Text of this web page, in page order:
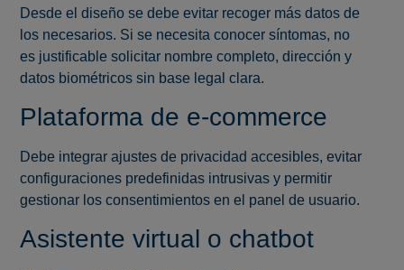
Desde el diseño se debe evitar recoger más datos de
los necesarios. Si se necesita conocer síntomas, no
es justificable solicitar nombre completo, dirección y
datos biométricos sin base legal clara.
Plataforma de e-commerce
Debe integrar ajustes de privacidad accesibles, evitar
configuraciones predefinidas intrusivas y permitir
gestionar los consentimientos en el panel de usuario.
Asistente virtual o chatbot